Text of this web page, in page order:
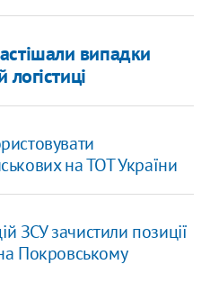
випадки
на ТОТ України
ЗСУ зачистили позиції
Покровському